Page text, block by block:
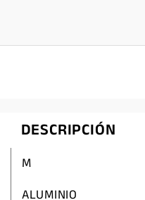
DESCRIPCIÓN
M
ALUMINIO